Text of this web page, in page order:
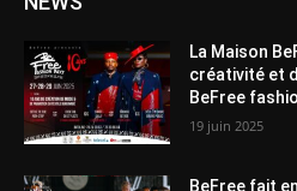
La Maison
créativité et
BeFree
19 juin 2025
BeFree fait